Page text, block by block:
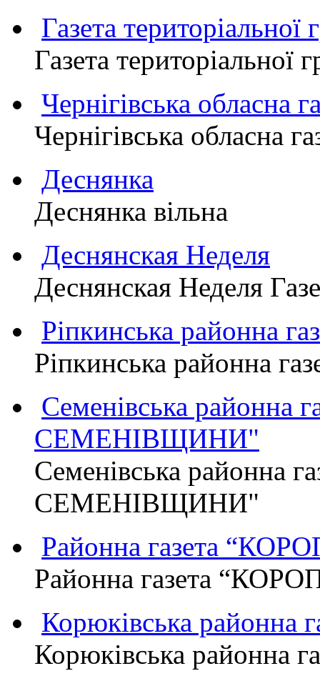
Газета
Газета
Чернігівська обласна
Чернігівська обласна
Деснянка
Деснянка вільна
Деснянская Неделя
Деснянская Неделя
Ріпкинська районна
Ріпкинська районна
Семенівська районна
СЕМЕНІВЩИНИ"
Семенівська районна
СЕМЕНІВЩИНИ"
Районна газета
Районна газета
Корюківська районна
Корюківська районна